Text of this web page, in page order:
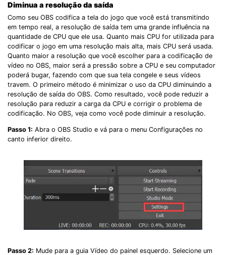
Diminua a resolução da saída
Como seu OBS codifica a tela do jogo que você está transmitindo
em tempo real, a resolução de saída tem uma grande influência na
quantidade de CPU que ele usa. Quanto mais CPU for utilizada para
codificar o jogo em uma resolução mais alta, mais CPU será usada.
Quanto maior a resolução que você escolher para a codificação de
vídeo no OBS, maior será a pressão sobre a CPU e seu computador
poderá bugar, fazendo com que sua tela congele e seus vídeos
travem. O primeiro método é minimizar o uso da CPU diminuindo a
resolução de saída do OBS. Como resultado, você pode reduzir a
resolução para reduzir a carga da CPU e corrigir o problema de
codificação. No OBS, veja como você pode diminuir a resolução.
Passo 1: Abra o OBS Studio e vá para o menu Configurações no
canto inferior direito.
Passo 2: Mude para a guia Vídeo do painel esquerdo. Selecione um